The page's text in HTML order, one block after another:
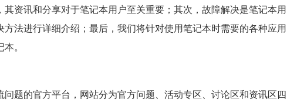
资讯和分享对于笔记本用户至关重要；其次，故障解决是笔记本用
法进行详细介绍；最后，我们将针对使用笔记本时需要的各种应用
。
题的官方平台，网站分为官方问题、活动专区、讨论区和资讯区四